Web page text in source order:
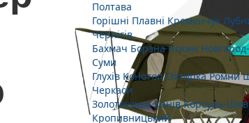
Полтава
Горішні Плавні Кременчук
Чернігів
Бахмач Борзна Ніжин
Суми
Глухів Конотоп Охтирка Ромни
Черкаси
Золотоноша Канів Корсунь-
Кропивницький